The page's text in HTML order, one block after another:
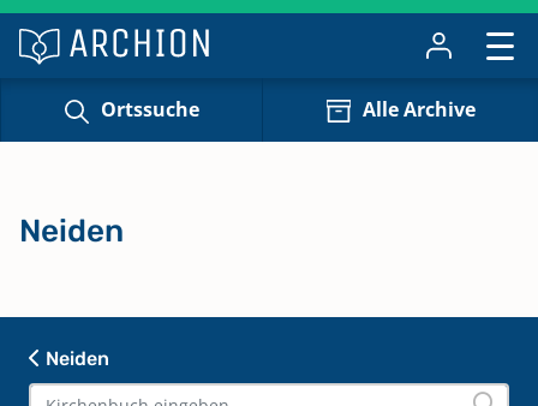
Ortssuche Alle Archive
Neiden
Neiden